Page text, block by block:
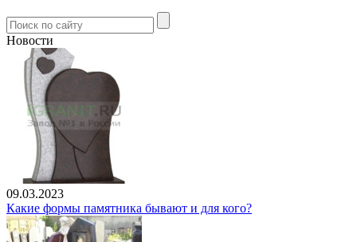
Новости
09.03.2023
Какие формы памятника бывают и для кого?